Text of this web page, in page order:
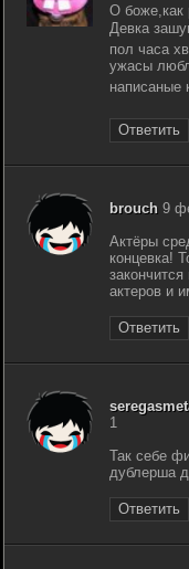
О боже,как
Девка
пол часа
ужасы
написаные
Ответить
brouch 9
Актёры
концевка!
актеров и
Ответить
1
Так себе
дублерша
Ответить